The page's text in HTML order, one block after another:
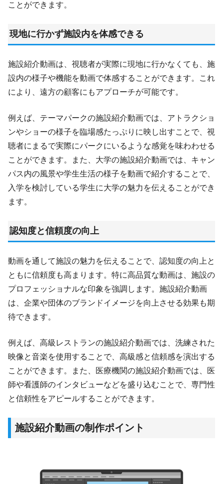
ことができます。
現地に行かず施設内を体感できる
施設紹介動画は、視聴者が実際に現地に行かなくても、施
設内の様子や機能を動画で体感することができます。これ
により、遠方の顧客にもアプローチが可能です。
例えば、テーマパークの施設紹介動画では、アトラクショ
ンやショーの様子を臨場感たっぷりに映し出すことで、視
聴者にまるで実際にパークにいるような感覚を味わわせる
ことができます。また、大学の施設紹介動画では、キャン
パス内の風景や学生生活の様子を動画で紹介することで、
入学を検討している学生に大学の魅力を伝えることができ
ます。
認知度と信頼度の向上
動画を通して施設の魅力を伝えることで、認知度の向上と
ともに信頼度も高まります。特に高品質な動画は、施設の
プロフェッショナルな印象を強調します。施設紹介動画
は、企業や団体のブランドイメージを向上させる効果も期
待できます。
例えば、高級レストランの施設紹介動画では、洗練された
映像と音楽を使用することで、高級感と信頼感を演出する
ことができます。また、医療機関の施設紹介動画では、医
師や看護師のインタビューなどを盛り込むことで、専門性
と信頼性をアピールすることができます。
施設紹介動画の制作ポイント